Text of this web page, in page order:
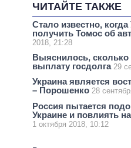
ЧИТАЙТЕ ТАКЖЕ
Стало известно,
получить Томос об
2018, 21:28
Выяснилось, сколько
выплату госдолга 29
Украина является
– Порошенко 28
Россия пытается
Украине и повлиять
1 октября 2018, 10:12